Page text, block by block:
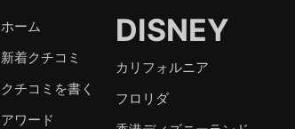
ホーム
新着クチコミ
クチコミを書く
アワード
DISNEY
カリフォルニア
フロリダ